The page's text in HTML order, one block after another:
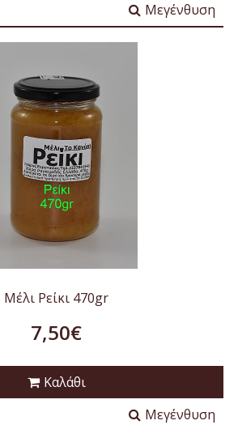
Μεγένθυση
Μέλι Ρείκι 470gr
7,50€
Καλάθι
Μεγένθυση